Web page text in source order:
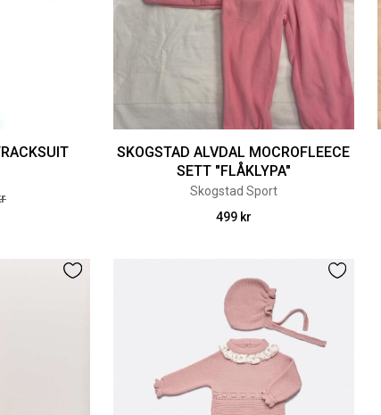
SKOGSTAD ALVDAL MOCROFLEECE
SETT "FLÅKLYPA"
Skogstad Sport
499 kr